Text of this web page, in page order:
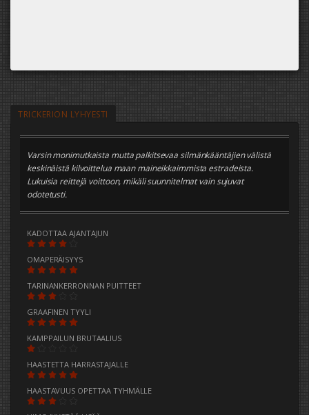
TRICKERION LYHYESTI
Varsin monimutkaista mutta palkitsevaa silmänkääntäjien välistä
keskinäistä kilvoittelua maan maineikkaimmista estradeista.
Lukuisia reittejä voittoon, mikäli suunnitelmat vain sujuvat
odotetusti.
KADOTTAA AJANTAJUN
OMAPERÄISYYS
TARINANKERRONNAN PUITTEET
GRAAFINEN TYYLI
KAMPPAILUN BRUTAALIUS
HAASTETTA HARRASTAJALLE
HAASTAVUUS OPETTAA TYHMÄLLE